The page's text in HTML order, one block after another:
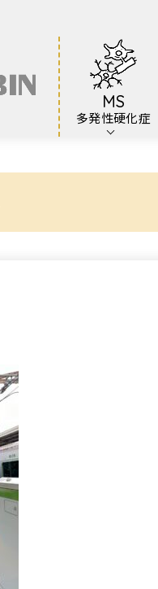
MS
多発性硬化症